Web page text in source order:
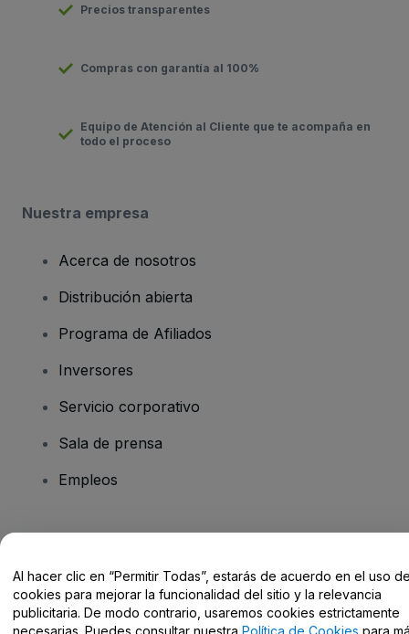
Precios transparentes
Compras con garantía al 100%
Equipo de Atención al Cliente que te acompaña en
todo el proceso
Nuestra empresa
Acerca de nosotros
Distribución abierta
Programa de Afiliados
Inversores
Servicio corporativo
Sala de prensa
Empleos
Centro de Ayuda / Contacto
Al hacer clic en “Permitir Todas”, estarás de acuerdo en el uso
cookies para mejorar la funcionalidad del sitio y la relevancia
publicitaria. De modo contrario, usaremos cookies estrictamente
necesarias. Puedes consultar nuestra Política de Cookies para